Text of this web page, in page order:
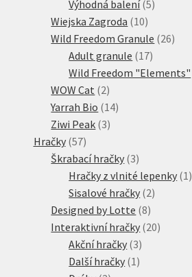
produkty
Výhodná balení 55
Wiejska Zagroda 1010
produktů
Wild Freedom Granule 2626
Adult granule 1717
produktů
Wild Freedom "Elements"
WOW Cat 22
produkty
Yarrah Bio 1414
Ziwi Peak 33
Hračky 5757
produktů
Škrabací hračky 33
produkty
Hračky z vlnité lepenky 1 1
Sisalové hračky 22
Designed by Lotte 88
produktů
Interaktivní hračky 2020
Akční hračky 33
produkty
Další hračky 1 1